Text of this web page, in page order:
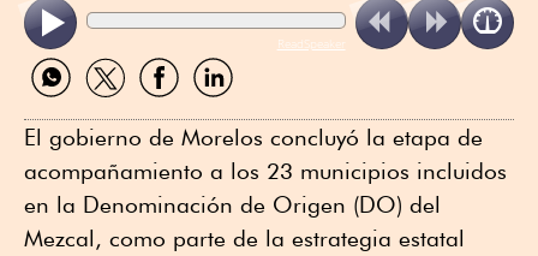
ReadSpeaker
Compartir
por
Compartir
por
Compartir
por
Compartir
por
El gobierno de Morelos concluyó la etapa de
acompañamiento a los 23 municipios incluidos
en la Denominación de Origen (DO) del
Mezcal, como parte de la estrategia estatal